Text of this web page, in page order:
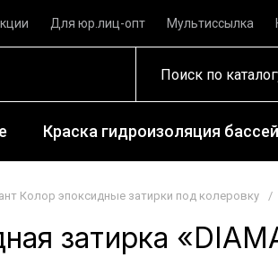
Для юр.лиц-опт Мультиссылка
Краска гидроизоляция
Колор эпоксидные затирки под колеровку /
затирка